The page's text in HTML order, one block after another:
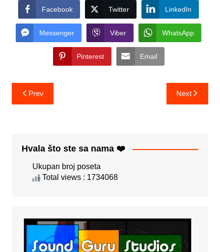
Facebook Twitter LinkedIn
Messenger Viber WhatsApp
Pinterest Email
Post
navigation
Prev Next
Hvala što ste sa nama ❤️
Ukupan broj poseta
Total views : 1734068